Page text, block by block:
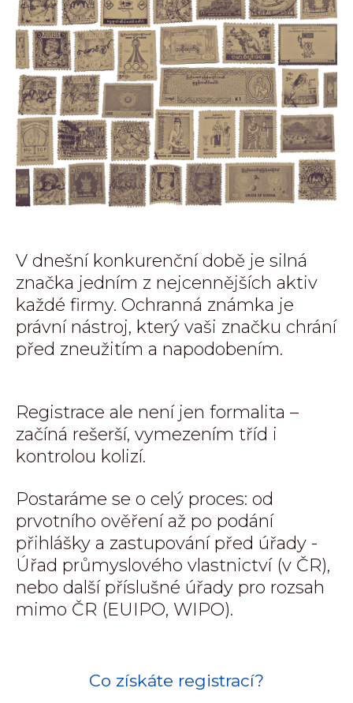
V dnešní konkurenční době je silná
značka jedním z nejcennějších aktiv
každé firmy. Ochranná známka je
právní nástroj, který vaši značku chrání
před zneužitím a napodobením.
Registrace ale není jen formalita –
začíná rešerší, vymezením tříd i
kontrolou kolizí.
Postaráme se o celý proces: od
prvotního ověření až po podání
přihlášky a zastupování před úřady -
Úřad průmyslového vlastnictví (v ČR),
nebo další příslušné úřady pro rozsah
mimo ČR (EUIPO, WIPO).
Co získáte registrací?